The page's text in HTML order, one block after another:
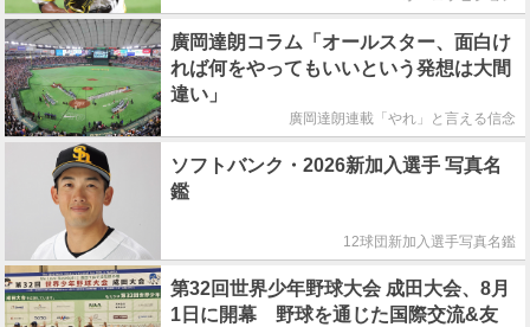
廣岡達朗コラム「オールスター、面白け
れば何をやってもいいという発想は大間
違い」
廣岡達朗連載「やれ」と言える信念
ソフトバンク・2026新加入選手 写真名
鑑
12球団新加入選手写真名鑑
第32回世界少年野球大会 成田大会、8月
1日に開幕 野球を通じた国際交流&友